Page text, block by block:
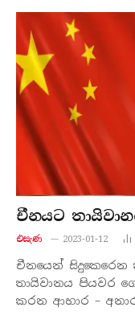
චීනයට
එසැණ 2023-01-12
චීනයෙන්
තායිවානය පියවර
කරන ආහාර –